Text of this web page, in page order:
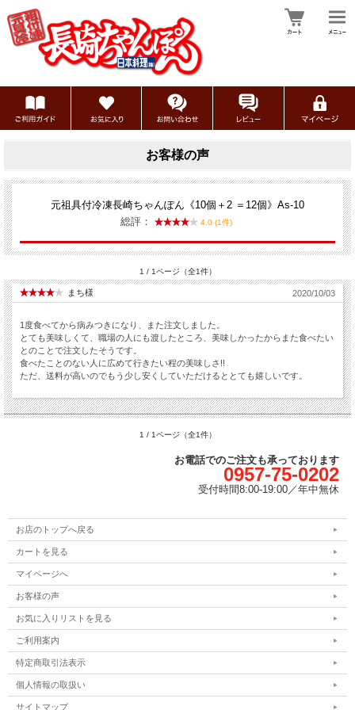
お客様の声
元祖具付冷凍長崎ちゃんぽん《10個＋2 ＝12個》As-10
総評：
4.0 (1件)
1 / 1ページ（全1件）
まち様 2020/10/03
1度食べてから病みつきになり、また注文しました。
とても美味しくて、職場の人にも渡したところ、美味しかったからまた食べたい
とのことで注文したそうです。
食べたことのない人に広めて行きたい程の美味しさ!!
ただ、送料が高いのでもう少し安くしていただけるととても嬉しいです。
1 / 1ページ（全1件）
お電話でのご注文も承っております
0957-75-0202
受付時間8:00-19:00／年中無休
お店のトップへ戻る
カートを見る
マイページへ
お客様の声
お気に入りリストを見る
ご利用案内
特定商取引法表示
個人情報の取扱い
サイトマップ